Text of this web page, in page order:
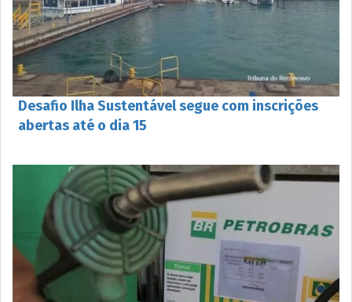
Desafio Ilha Sustentável segue com inscrições
abertas até o dia 15